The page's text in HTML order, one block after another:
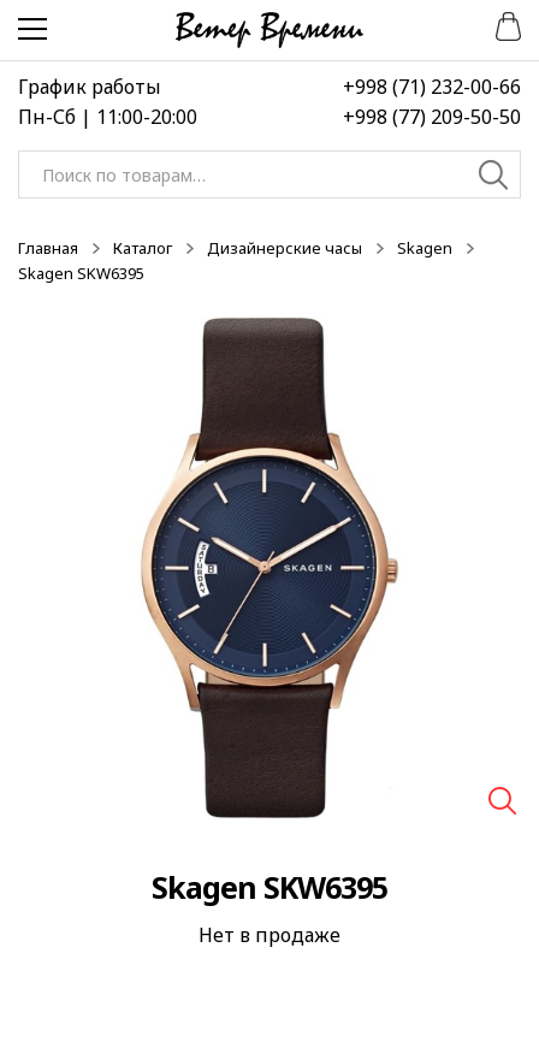
Перейти
навигации
Перейти
содержимому
График работы
Пн-Сб | 11:00-20:00
+998 (71) 232-00-66
+998 (77) 209-50-50
Искать:
Главная Каталог Дизайнерские часы
Skagen
Skagen SKW6395
Skagen SKW6395
Нет в продаже
-50%